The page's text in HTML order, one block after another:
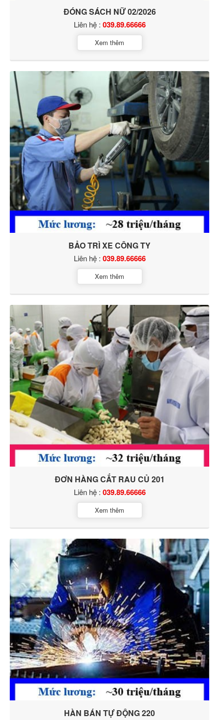
ĐÓNG SÁCH NỮ 02/2026
Liên hệ : 039.89.66666
Xem thêm
BẢO TRÌ XE CÔNG TY
Liên hệ : 039.89.66666
Xem thêm
ĐƠN HÀNG CẮT RAU CỦ 201
Liên hệ : 039.89.66666
Xem thêm
HÀN BÁN TỰ ĐỘNG 220